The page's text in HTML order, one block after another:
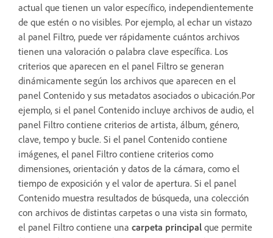
actual que tienen un valor específico, independientemente
de que estén o no visibles. Por ejemplo, al echar un vistazo
al panel Filtro, puede ver rápidamente cuántos archivos
tienen una valoración o palabra clave específica. Los
criterios que aparecen en el panel Filtro se generan
dinámicamente según los archivos que aparecen en el
panel Contenido y sus metadatos asociados o ubicación.Por
ejemplo, si el panel Contenido incluye archivos de audio, el
panel Filtro contiene criterios de artista, álbum, género,
clave, tempo y bucle. Si el panel Contenido contiene
imágenes, el panel Filtro contiene criterios como
dimensiones, orientación y datos de la cámara, como el
tiempo de exposición y el valor de apertura. Si el panel
Contenido muestra resultados de búsqueda, una colección
con archivos de distintas carpetas o una vista sin formato,
el panel Filtro contiene una carpeta principal que permite